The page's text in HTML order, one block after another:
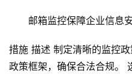
邮箱监控保障企业信息
措施 描述 制定清晰的监控
政策框架，确保合法合规。